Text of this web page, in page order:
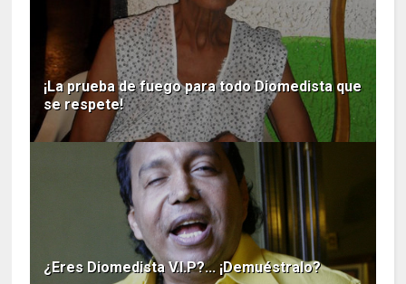
¡La prueba de fuego para todo Diomedista que
se respete!
¿Eres Diomedista V.I.P?... ¡Demuéstralo?